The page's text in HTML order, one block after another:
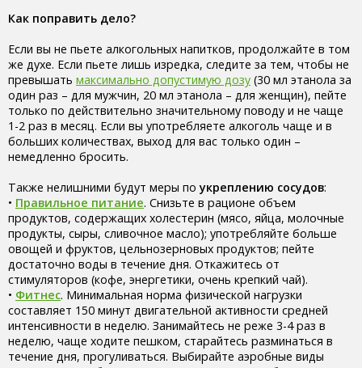
Как поправить дело?
Если вы не пьете алкогольных напитков, продолжайте в том
же духе. Если пьете лишь изредка, следите за тем, чтобы не
превышать максимально допустимую дозу (30 мл этанола за
один раз – для мужчин, 20 мл этанола – для женщин), пейте
только по действительно значительному поводу и не чаще
1-2 раз в месяц. Если вы употребляете алкоголь чаще и в
больших количествах, выход для вас только один –
немедленно бросить.
Также нелишними будут меры поукреплению сосудов:
• Правильное питание. Снизьте в рационе объем
продуктов, содержащих холестерин (мясо, яйца, молочные
продукты, сыры, сливочное масло); употребляйте больше
овощей и фруктов, цельнозерновых продуктов; пейте
достаточно воды в течение дня. Откажитесь от
стимуляторов (кофе, энергетики, очень крепкий чай).
• Фитнес. Минимальная норма физической нагрузки
составляет 150 минут двигательной активности средней
интенсивности в неделю. Занимайтесь не реже 3-4 раз в
неделю, чаще ходите пешком, старайтесь разминаться в
течение дня, прогуливаться. Выбирайте аэробные виды